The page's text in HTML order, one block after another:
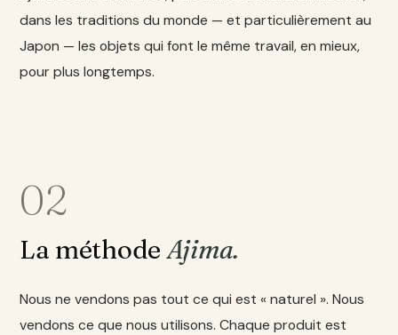
dans les traditions du monde — et particulièrement au
Japon — les objets qui font le même travail, en mieux,
pour plus longtemps.
02
La méthodeAjima.
Nous ne vendons pas tout ce qui est « naturel ». Nous
vendons ce que nous utilisons. Chaque produit est